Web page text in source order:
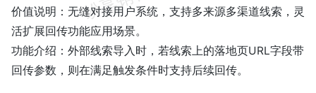
价值说明：无缝对接用户系统，支持多来源多渠道线索，灵
活扩展回传功能应用场景。
功能介绍：外部线索导入时，若线索上的落地页URL字段带
回传参数，则在满足触发条件时支持后续回传。